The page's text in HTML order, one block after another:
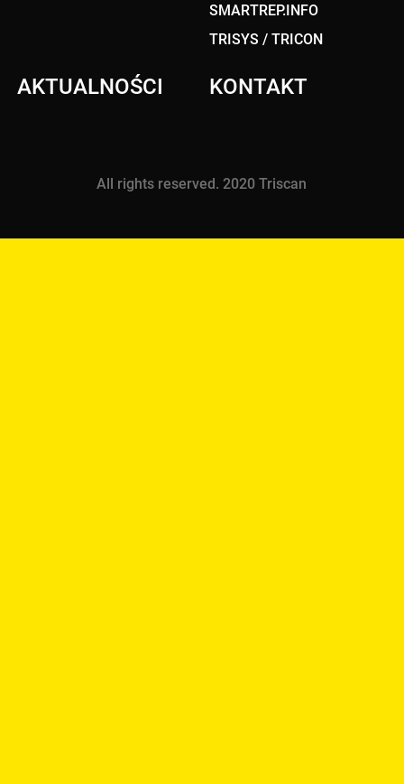
SMARTREP.INFO
TRISYS / TRICON
AKTUALNOŚCI KONTAKT
All rights reserved. 2020 Triscan